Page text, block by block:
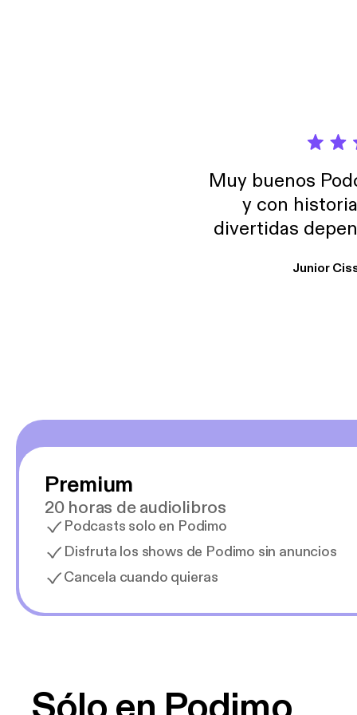
Muy buenos
y con
divertidas
trabajo ya que
Junior
Premium
20 horas de audiolibros
Podcasts solo en Podimo
Disfruta los shows de Podimo sin anuncios
Cancela cuando quieras